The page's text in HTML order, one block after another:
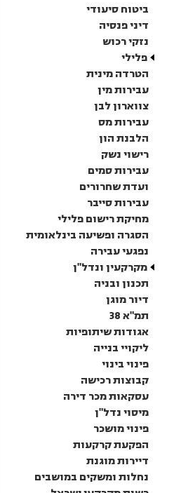
ביטוח סיעודי
דיני פנסיה
נזקי רכוש
פלילי
הטרדה מינית
עבירות מין
צווארון לבן
עבירות מס
הלבנת הון
רישוי נשק
עבירות סמים
ועדת שחרורים
עבירות סייבר
מחיקת רישום פלילי
הסגרה ופשיעה בינלאומית
נפגעי עבירה
מקרקעין ונדל"ן
תכנון ובניה
דיור מוגן
תמ"א 38
אגודות שיתופיות
ליקויי בנייה
פינוי בינוי
קבוצות רכישה
עסקאות מכר דירה
מיסוי נדל"ן
פינוי מושכר
הפקעת קרקעות
דיירות מוגנת
נחלות ומשקים במושבים